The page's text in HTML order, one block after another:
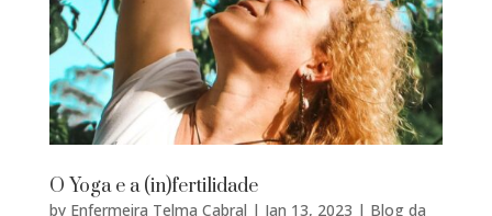
O Yoga e a (in)fertilidade
by Enfermeira Telma Cabral | Jan 13, 2023 | Blog da